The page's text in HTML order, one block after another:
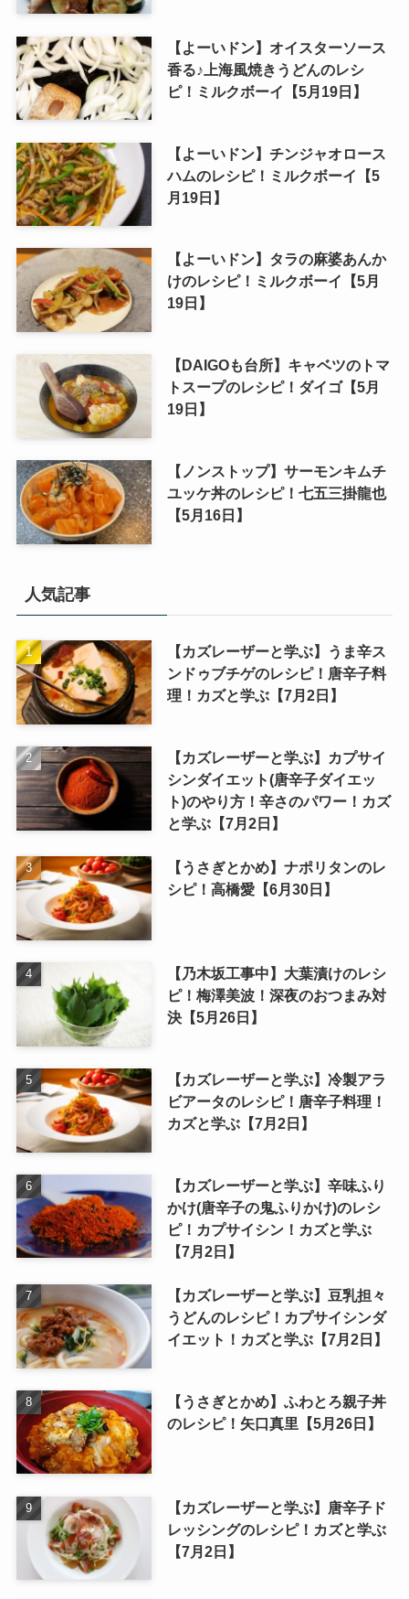
【よーいドン】オイスターソース
香る♪上海風焼きうどんのレシ
ピ！ミルクボーイ【5月19日】
【よーいドン】チンジャオロース
ハムのレシピ！ミルクボーイ【5
月19日】
【よーいドン】タラの麻婆あんか
けのレシピ！ミルクボーイ【5月
19日】
【DAIGOも台所】キャベツのトマ
トスープのレシピ！ダイゴ【5月
19日】
【ノンストップ】サーモンキムチ
ユッケ丼のレシピ！七五三掛龍也
【5月16日】
人気記事
【カズレーザーと学ぶ】うま辛ス
ンドゥブチゲのレシピ！唐辛子料
理！カズと学ぶ【7月2日】
【カズレーザーと学ぶ】カプサイ
シンダイエット(唐辛子ダイエッ
ト)のやり方！辛さのパワー！カズ
と学ぶ【7月2日】
【うさぎとかめ】ナポリタンのレ
シピ！高橋愛【6月30日】
【乃木坂工事中】大葉漬けのレシ
ピ！梅澤美波！深夜のおつまみ対
決【5月26日】
【カズレーザーと学ぶ】冷製アラ
ビアータのレシピ！唐辛子料理！
カズと学ぶ【7月2日】
【カズレーザーと学ぶ】辛味ふり
かけ(唐辛子の鬼ふりかけ)のレシ
ピ！カプサイシン！カズと学ぶ
【7月2日】
【カズレーザーと学ぶ】豆乳担々
うどんのレシピ！カプサイシンダ
イエット！カズと学ぶ【7月2日】
【うさぎとかめ】ふわとろ親子丼
のレシピ！矢口真里【5月26日】
【カズレーザーと学ぶ】唐辛子ド
レッシングのレシピ！カズと学ぶ
【7月2日】